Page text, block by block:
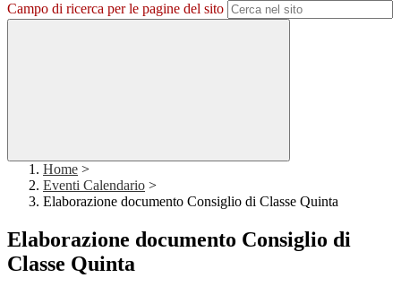
Campo di ricerca per le pagine del sito
Home >
Eventi Calendario >
Elaborazione documento Consiglio di Classe Quinta
Elaborazione documento Consiglio di
Classe Quinta